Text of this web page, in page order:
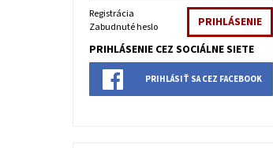
Registrácia
Zabudnuté heslo
PRIHLÁSENIE CEZ SOCIÁLNE SIETE
PRIHLÁSIŤ SA CEZ FACEBOOK